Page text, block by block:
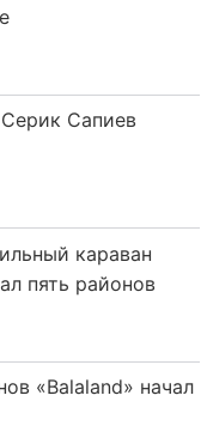
Сапиев
караван
пять районов
«Balaland» начал